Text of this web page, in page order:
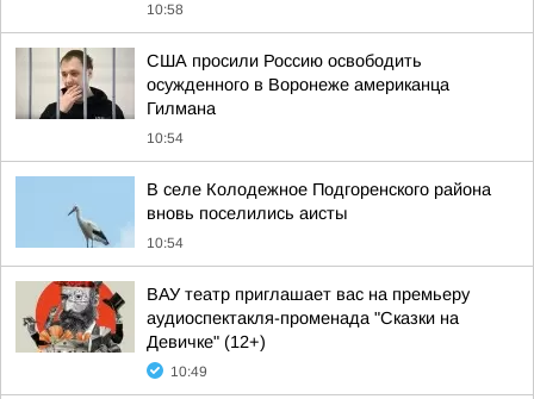
10:58
США просили Россию освободить
осужденного в Воронеже американца
Гилмана
10:54
В селе Колодежное Подгоренского района
вновь поселились аисты
10:54
ВАУ театр приглашает вас на премьеру
аудиоспектакля-променада "Сказки на
Девичке" (12+)
10:49